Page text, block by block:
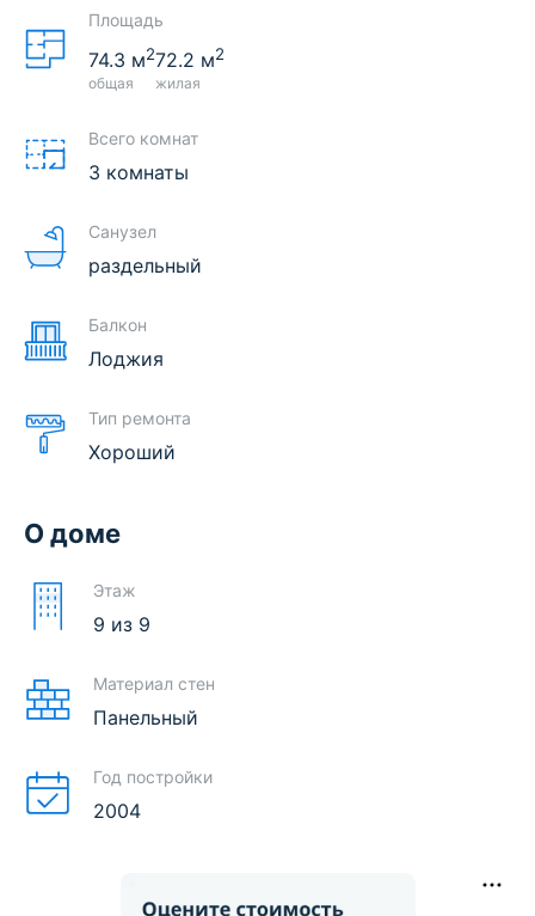
Площадь
74.3 м2
общая
72.2 м2
жилая
Всего комнат
3 комнаты
Санузел
раздельный
Балкон
Лоджия
Тип ремонта
Хороший
О доме
Этаж
9 из 9
Материал стен
Панельный
Год постройки
2004